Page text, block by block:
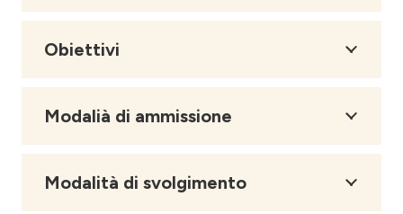
Obiettivi
Modalià di ammissione
Modalità di svolgimento